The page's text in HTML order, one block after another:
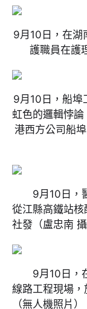
9月10日，在湖
護職員在護
9月10日，船埠
虹色的邏輯悖
港西方公司船
9月10日，
從江縣高鐵站
社發 （盧忠南 攝
9月10日，
線路工程現場
（無人機照片